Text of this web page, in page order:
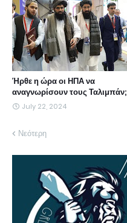
Ήρθε η ώρα οι ΗΠΑ να
αναγνωρίσουν τους Ταλιμπάν;
July 22, 2024
Νεότερη